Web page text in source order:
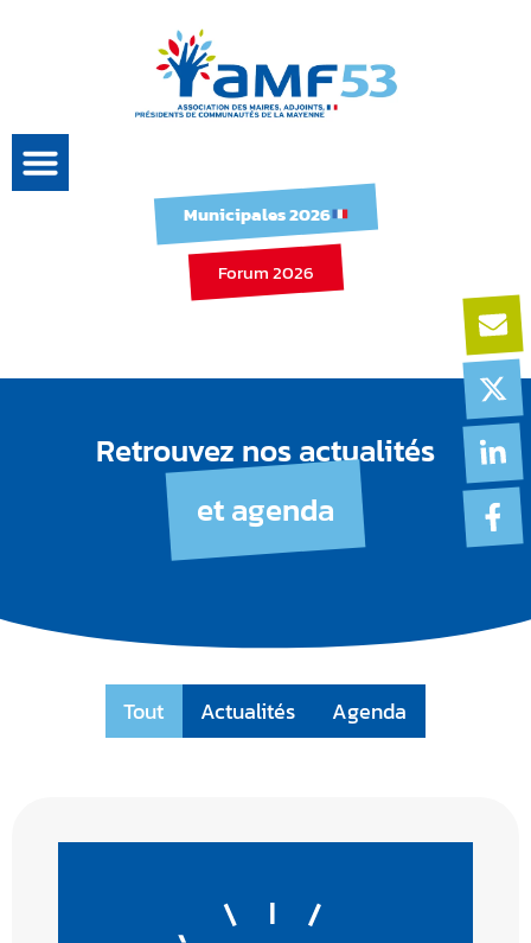
Municipales 2026
Forum 2026
Retrouvez nos actualités
et agenda
Actualités Agenda
Tout